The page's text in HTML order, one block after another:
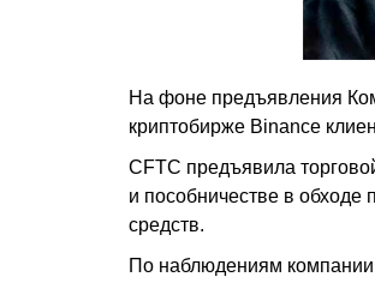
На фоне предъявления
криптобирже Binance
CFTC предъявила
и пособничестве в
средств.
По наблюдениям